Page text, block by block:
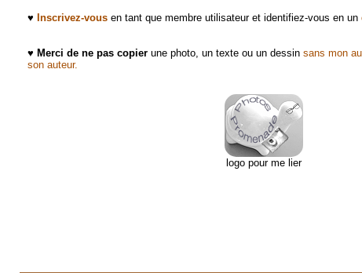
♥ Inscrivez-vous en tant que membre utilisateur et identifiez-vous en un
♥ Merci de ne pas copier une photo, un texte ou un dessin sans mon
son auteur.
logo pour me lier